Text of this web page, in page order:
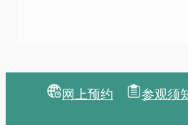
网上预约 参观须